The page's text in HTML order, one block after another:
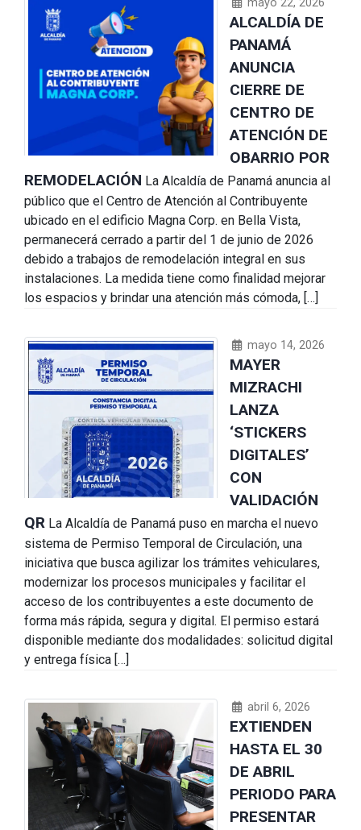
mayo 22, 2026
ALCALDÍA DE
PANAMÁ
ANUNCIA
CIERRE DE
CENTRO DE
ATENCIÓN DE
OBARRIO POR
REMODELACIÓN La Alcaldía de Panamá anuncia al
público que el Centro de Atención al Contribuyente
ubicado en el edificio Magna Corp. en Bella Vista,
permanecerá cerrado a partir del 1 de junio de 2026
debido a trabajos de remodelación integral en sus
instalaciones. La medida tiene como finalidad mejorar
los espacios y brindar una atención más cómoda, […]
mayo 14, 2026
MAYER
MIZRACHI
LANZA
‘STICKERS
DIGITALES’
CON
VALIDACIÓN
QR La Alcaldía de Panamá puso en marcha el nuevo
sistema de Permiso Temporal de Circulación, una
iniciativa que busca agilizar los trámites vehiculares,
modernizar los procesos municipales y facilitar el
acceso de los contribuyentes a este documento de
forma más rápida, segura y digital. El permiso estará
disponible mediante dos modalidades: solicitud digital
y entrega física […]
abril 6, 2026
EXTIENDEN
HASTA EL 30
DE ABRIL
PERIODO PARA
PRESENTAR